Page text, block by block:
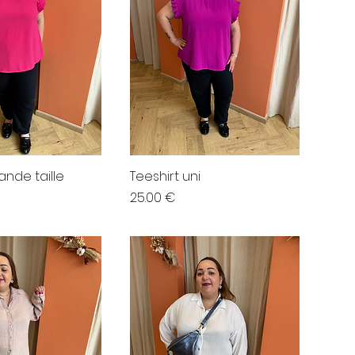
taille
Teeshirt uni
Prix
25.00 €